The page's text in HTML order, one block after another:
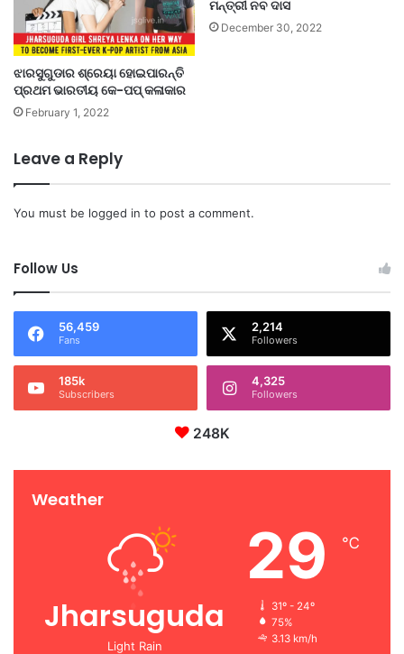
ଝାରସୁଗୁଡାର ଶ୍ରେୟା ହୋଇପାରନ୍ତି
ପ୍ରଥମ ଭାରତୀୟ କେ-ପପ୍ କଳାକାର
February 1, 2022
ମନ୍ତ୍ରୀ ନବ ଦାସ
December 30, 2022
Leave a Reply
You must be logged in to post a comment.
Follow Us
56,459
Fans
2,214
Followers
185k
Subscribers
4,325
Followers
248K
Weather
Jharsuguda
Light Rain
29 ℃
31º - 24º
75%
3.13 km/h